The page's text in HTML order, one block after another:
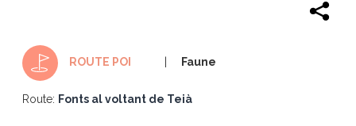
ROUTE POI Faune
Route: Fonts al voltant de Teià